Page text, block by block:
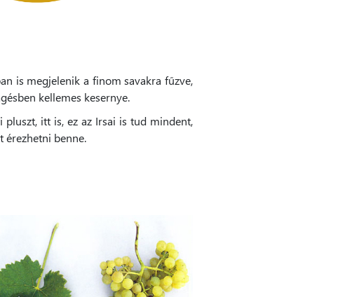
is megjelenik a finom savakra fűzve,
kellemes kesernye.
itt is, ez az Irsai is tud mindent,
érezhetni benne.